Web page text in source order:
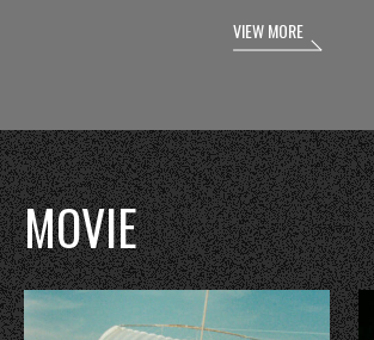
VIEW MORE
MOVIE